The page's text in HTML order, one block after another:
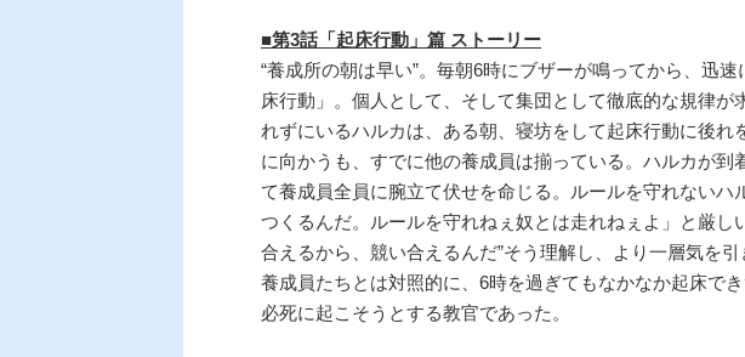
■第3話「起床行動」篇 ストーリー
“養成所の朝は早い”。毎朝6時にブザーが鳴ってから、迅
床行動」。個人として、そして集団として徹底的な規律が
れずにいるハルカは、ある朝、寝坊をして起床行動に後れ
に向かうも、すでに他の養成員は揃っている。ハルカが到
て養成員全員に腕立て伏せを命じる。ルールを守れないハ
つくるんだ。ルールを守れねぇ奴とは走れねぇよ」と厳し
合えるから、競い合えるんだ”そう理解し、より一層気を
養成員たちとは対照的に、6時を過ぎてもなかなか起床で
必死に起こそうとする教官であった。